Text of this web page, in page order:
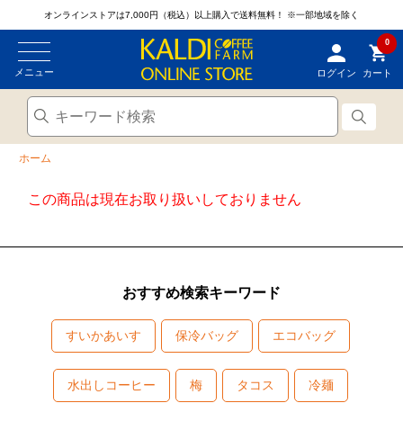
オンラインストアは7,000円（税込）以上購入で送料無料！ ※一部地域を除く
メニュー ログイン
0
カート
ホーム
この商品は現在お取り扱いしておりません
おすすめ検索キーワード
すいかあいす 保冷バッグ エコバッグ
水出しコーヒー 梅 タコス 冷麺